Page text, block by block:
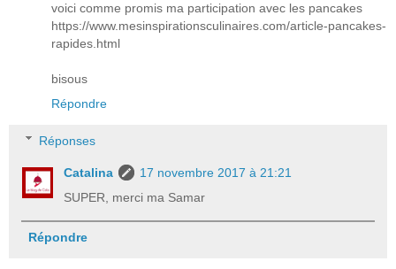
voici comme promis ma participation avec les pancakes
https://www.mesinspirationsculinaires.com/article-pancakes-
rapides.html
bisous
Répondre
Réponses
Catalina
17 novembre 2017 à 21:21
SUPER, merci ma Samar
Répondre